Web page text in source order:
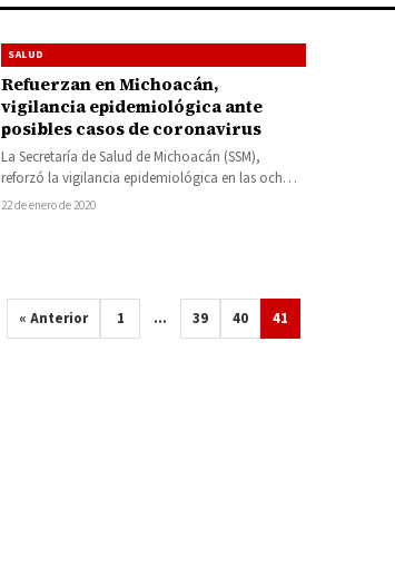
SALUD
Refuerzan en Michoacán,
vigilancia epidemiológica ante
posibles casos de coronavirus
La Secretaría de Salud de Michoacán (SSM),
reforzó la vigilancia epidemiológica en las ocho
jurisdicciones sanitarias de la entidad, a…
22 de enero de 2020
« Anterior 1 … 39 40 41